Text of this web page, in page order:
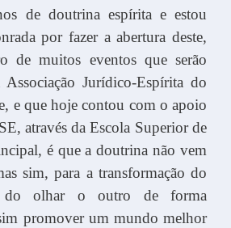
de doutrina espírita e estou
por fazer a abertura deste,
de muitos eventos que serão
Associação Jurídico-Espírita do
e que hoje contou com o apoio
através da Escola Superior de
é que a doutrina não vem
sim, para a transformação do
do olhar o outro de forma
promover um mundo melhor